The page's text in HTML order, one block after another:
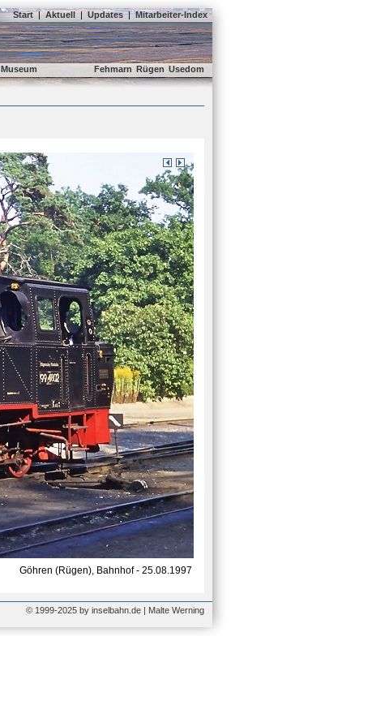
Start | Aktuell | Updates | Mitarbeiter-Index
Museum Fehmarn Rügen Usedom
Göhren (Rügen), Bahnhof - 25.08.1997
© 1999-2025 by inselbahn.de | Malte Werning